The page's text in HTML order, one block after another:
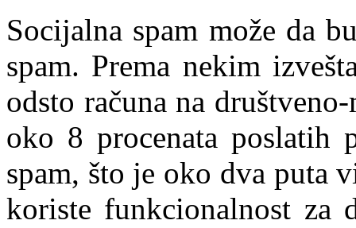
Socijalna spam može da
spam. Prema nekim
odsto računa na
oko 8 procenata poslatih
spam, što je oko dva puta
koriste funkcionalnost za